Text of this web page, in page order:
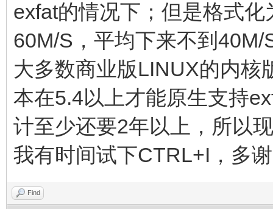
exfat的情况下；但是格式
60M/S，平均下来不到40M/
大多数商业版LINUX的内核
本在5.4以上才能原生支持
计至少还要2年以上，所以
我有时间试下CTRL+I，多
Find